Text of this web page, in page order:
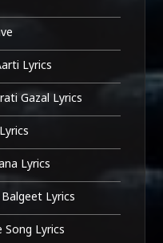
Lyrics
Gazal Lyrics
Lyrics
Balgeet Lyrics
Song Lyrics